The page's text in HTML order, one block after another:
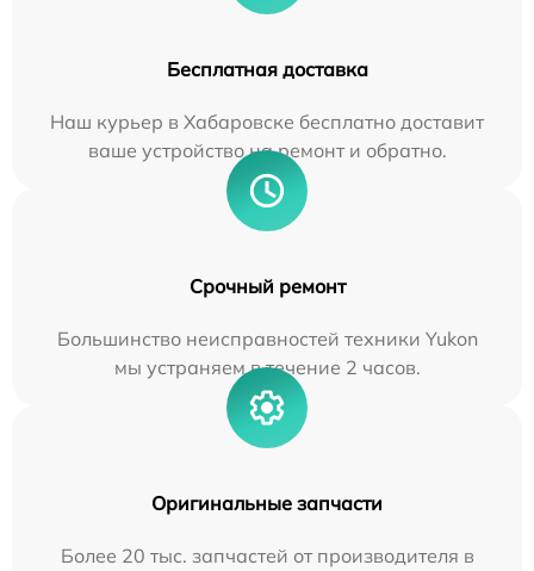
Бесплатная доставка
Наш курьер в Хабаровске бесплатно доставит
ваше устройство на ремонт и обратно.
Срочный ремонт
Большинство неисправностей техники Yukon
мы устраняем в течение 2 часов.
Оригинальные запчасти
Более 20 тыс. запчастей от производителя в